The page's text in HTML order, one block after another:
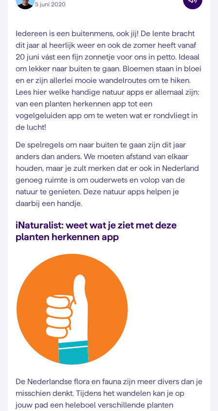
5 juni 2020
Iedereen is een buitenmens, ook jij! De lente bracht
dit jaar al heerlijk weer en ook de zomer heeft vanaf
20 juni vást een fijn zonnetje voor ons in petto. Ideaal
om lekker naar buiten te gaan. Bloemen staan in bloei
en er zijn allerlei mooie wandelroutes om te hiken.
Lees hier welke handige natuur apps er allemaal zijn:
van een planten herkennen app tot een
vogelgeluiden app om te weten wat er rondvliegt in
de lucht!
De spelregels om naar buiten te gaan zijn dit jaar
anders dan anders. We moeten afstand van elkaar
houden, maar je zult merken dat er ook in Nederland
genoeg ruimte is om ouderwets en volop van de
natuur te genieten. Deze natuur apps helpen je
daarbij een handje.
iNaturalist: weet wat je ziet met deze
planten herkennen app
De Nederlandse flora en fauna zijn meer divers dan je
misschien denkt. Tijdens het wandelen kan je op
jouw pad een heleboel verschillende planten